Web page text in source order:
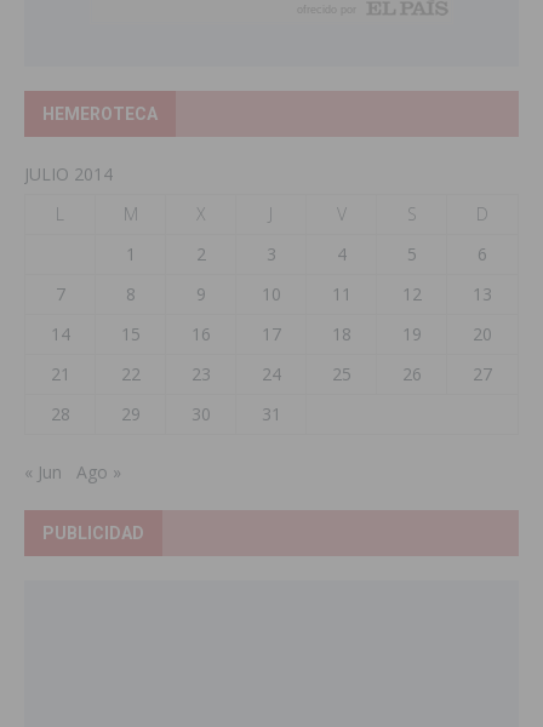
HEMEROTECA
JULIO 2014
L
M X J V S
D
1
2 3 4 5
6
7
8 9 10 11 12
13
14
15 16 17 18 19
20
21
22 23 24 25 26
27
28
29 30 31
« Jun Ago »
PUBLICIDAD